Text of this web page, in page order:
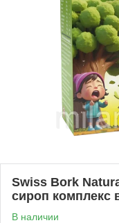
Swiss Bork
сироп комплекс
В наличии